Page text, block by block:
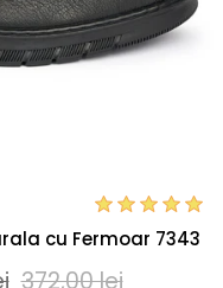
cu Fermoar 7343
372,00 lei